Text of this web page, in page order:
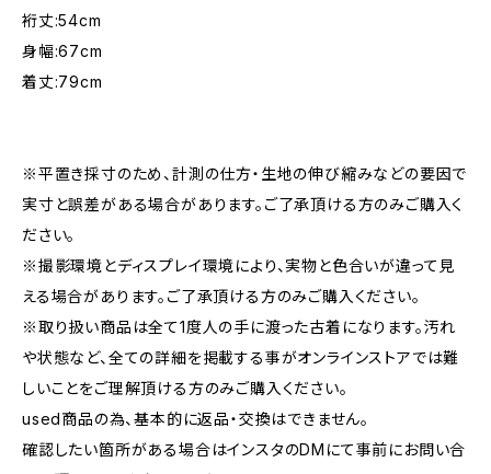
裄丈:54cm
身幅:67cm
着丈:79cm
※平置き採寸のため、計測の仕方・生地の伸び縮みなどの要因で
実寸と誤差がある場合があります。ご了承頂ける方のみご購入く
ださい。
※撮影環境とディスプレイ環境により、実物と色合いが違って見
える場合があります。ご了承頂ける方のみご購入ください。
※取り扱い商品は全て1度人の手に渡った古着になります。汚れ
や状態など、全ての詳細を掲載する事がオンラインストアでは難
しいことをご理解頂ける方のみご購入ください。
used商品の為、基本的に返品・交換はできません。
確認したい箇所がある場合はインスタのDMにて事前にお問い合